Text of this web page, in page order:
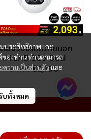
องวงจรปิดภายนอก
IMILAB EC6 Dual
฿7,190฿2,790
มประสิทธิภาพและ
ของท่าน ท่านสามารถ
ความเป็นส่วนตัวและ
บทั้งหมด
| Powered by MWE